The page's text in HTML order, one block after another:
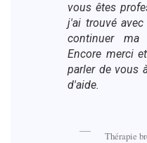
vous êtes
j'ai trouvé
continuer
Encore merci
parler de vous
d'aide.
Thérapie